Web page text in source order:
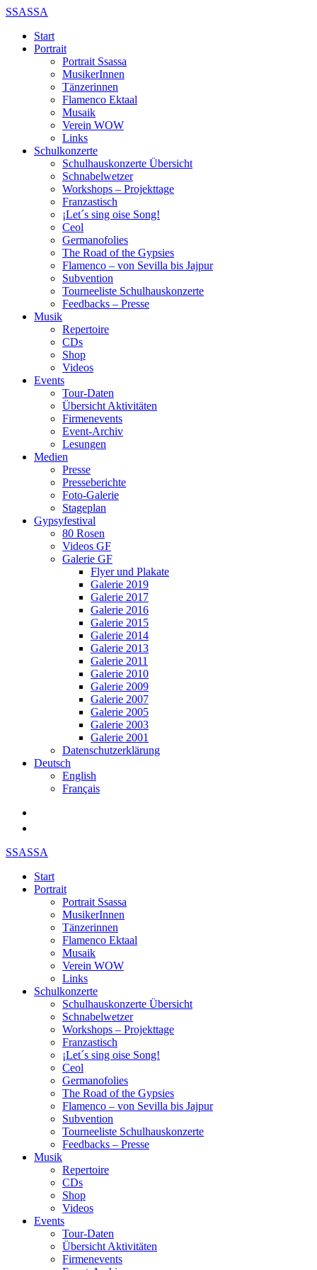
SSASSA
Start
Portrait
Portrait Ssassa
MusikerInnen
Tänzerinnen
Flamenco Ektaal
Musaik
Verein WOW
Links
Schulkonzerte
Schulhauskonzerte Übersicht
Schnabelwetzer
Workshops – Projekttage
Franzastisch
¡Let´s sing oise Song!
Ceol
Germanofolies
The Road of the Gypsies
Flamenco – von Sevilla bis Jajpur
Subvention
Tourneeliste Schulhauskonzerte
Feedbacks – Presse
Musik
Repertoire
CDs
Shop
Videos
Events
Tour-Daten
Übersicht Aktivitäten
Firmenevents
Event-Archiv
Lesungen
Medien
Presse
Presseberichte
Foto-Galerie
Stageplan
Gypsyfestival
80 Rosen
Videos GF
Galerie GF
Flyer und Plakate
Galerie 2019
Galerie 2017
Galerie 2016
Galerie 2015
Galerie 2014
Galerie 2013
Galerie 2011
Galerie 2010
Galerie 2009
Galerie 2007
Galerie 2005
Galerie 2003
Galerie 2001
Datenschutzerklärung
Deutsch
English
Français
SSASSA
Start
Portrait
Portrait Ssassa
MusikerInnen
Tänzerinnen
Flamenco Ektaal
Musaik
Verein WOW
Links
Schulkonzerte
Schulhauskonzerte Übersicht
Schnabelwetzer
Workshops – Projekttage
Franzastisch
¡Let´s sing oise Song!
Ceol
Germanofolies
The Road of the Gypsies
Flamenco – von Sevilla bis Jajpur
Subvention
Tourneeliste Schulhauskonzerte
Feedbacks – Presse
Musik
Repertoire
CDs
Shop
Videos
Events
Tour-Daten
Übersicht Aktivitäten
Firmenevents